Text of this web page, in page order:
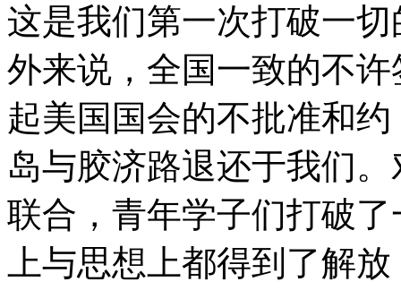
这是我们第一次打破一
外来说，全国一致的不
起美国国会的不批准和
岛与胶济路退还于我们
联合，青年学子们打破
上与思想上都得到了解